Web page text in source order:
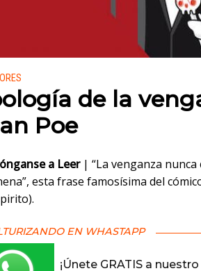
en:
de la
Poe
a Leer | “La venganza
esta frase famosísima del
EN WHASTAPP
¡Únete GRATIS a